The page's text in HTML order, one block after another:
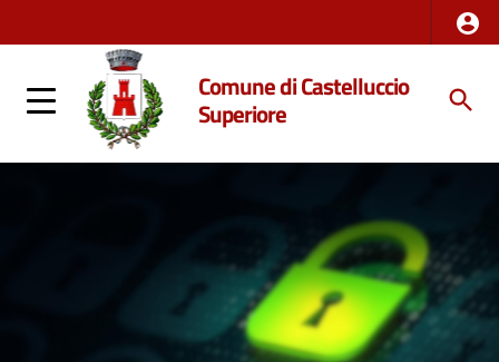
Comune di Castelluccio
Superiore